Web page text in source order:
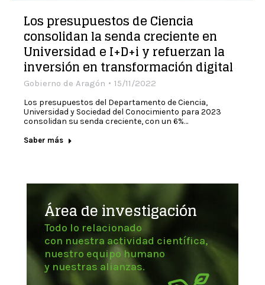
Los presupuestos de Ciencia
consolidan la senda creciente en
Universidad e I+D+i y refuerzan la
inversión en transformación digital
Gobierno de Aragón 15/11/2022
Los presupuestos del Departamento de Ciencia,
Universidad y Sociedad del Conocimiento para 2023
consolidan su senda creciente, con un 6%…
Saber más
Área de investigación
Todo lo relacionado
con nuestra actividad científica,
nuestro equipo humano
y nuestras alianzas.